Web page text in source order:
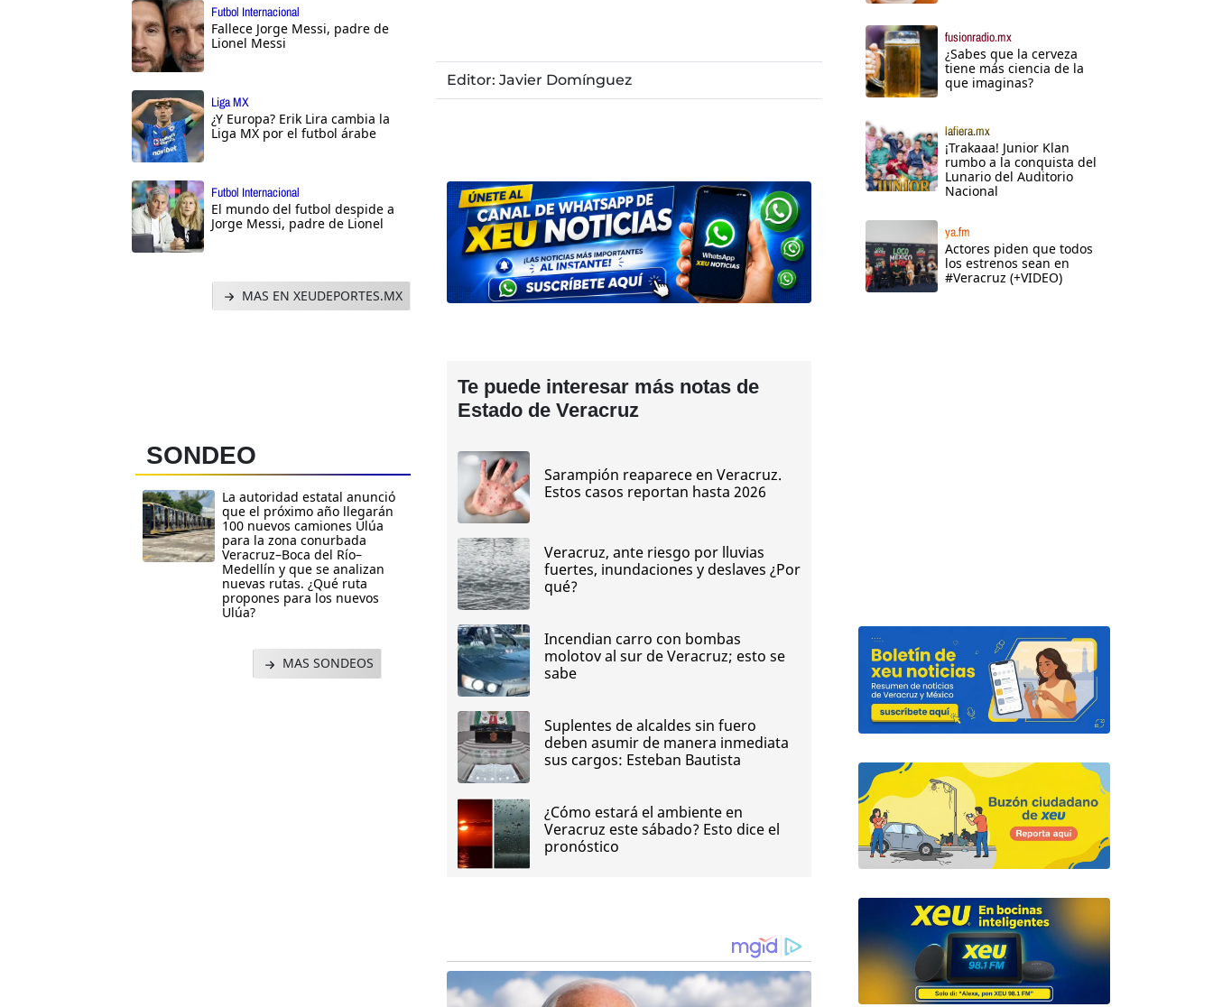
Futbol Internacional
Fallece Jorge Messi, padre de
Lionel Messi
Liga MX
¿Y Europa? Erik Lira cambia la
Liga MX por el futbol árabe
Futbol Internacional
El mundo del futbol despide a
Jorge Messi, padre de Lionel
MAS EN XEUDEPORTES.MX
SONDEO
La autoridad estatal anunció
que el próximo año llegarán
100 nuevos camiones Ulúa
para la zona conurbada
Veracruz–Boca del Río–
Medellín y que se analizan
nuevas rutas. ¿Qué ruta
propones para los nuevos
Ulúa?
MAS SONDEOS
Editor: Javier Domínguez
Te puede interesar más notas de
Estado de Veracruz
Sarampión reaparece en Veracruz.
Estos casos reportan hasta 2026
Veracruz, ante riesgo por lluvias
fuertes, inundaciones y deslaves ¿Por
qué?
Incendian carro con bombas
molotov al sur de Veracruz; esto se
sabe
Suplentes de alcaldes sin fuero
deben asumir de manera inmediata
sus cargos: Esteban Bautista
¿Cómo estará el ambiente en
Veracruz este sábado? Esto dice el
pronóstico
fusionradio.mx
¿Sabes que la cerveza
tiene más ciencia de la
que imaginas?
lafiera.mx
¡Trakaaa! Junior Klan
rumbo a la conquista del
Lunario del Auditorio
Nacional
ya.fm
Actores piden que todos
los estrenos sean en
#Veracruz (+VIDEO)